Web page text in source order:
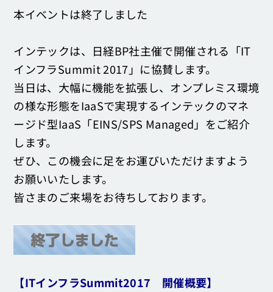
本イベントは終了しました
インテックは、日経BP社主催で開催される「IT
インフラSummit 2017」に協賛します。
当日は、大幅に機能を拡張し、オンプレミス環境
の様な形態をIaaSで実現するインテックのマネ
ージド型IaaS「EINS/SPS Managed」をご紹介
します。
ぜひ、この機会に足をお運びいただけますよう
お願いいたします。
皆さまのご来場をお待ちしております。
【ITインフラSummit2017 開催概要】